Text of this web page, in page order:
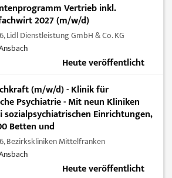
Vertrieb inkl.
2027 (m/w/d)
Lidl Dienstleistung GmbH & Co. KG
Heute veröffentlicht
(m/w/d) - Klinik für
Psychiatrie - Mit neun Kliniken
sozialpsychiatrischen Einrichtungen,
Betten und
Bezirkskliniken Mittelfranken
Heute veröffentlicht